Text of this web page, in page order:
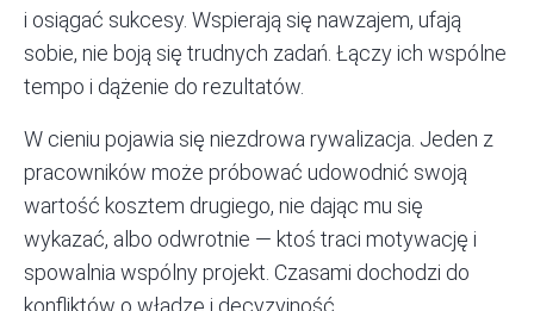
i osiągać sukcesy. Wspierają się nawzajem, ufają
sobie, nie boją się trudnych zadań. Łączy ich wspólne
tempo i dążenie do rezultatów.
W cieniu pojawia się niezdrowa rywalizacja. Jeden z
pracowników może próbować udowodnić swoją
wartość kosztem drugiego, nie dając mu się
wykazać, albo odwrotnie — ktoś traci motywację i
spowalnia wspólny projekt. Czasami dochodzi do
konfliktów o władzę i decyzyjność.